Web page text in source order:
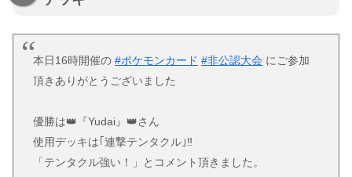
本日16時開催の#ポケモンカード #非公認大会 にご参加
頂きありがとうございました
優勝は👑『Yudai』👑さん
使用デッキは｢連撃テンタクル｣‼️
「テンタクル強い！」とコメント頂きました。